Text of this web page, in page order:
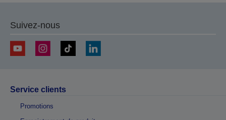
Suivez-nous
Service clients
Promotions